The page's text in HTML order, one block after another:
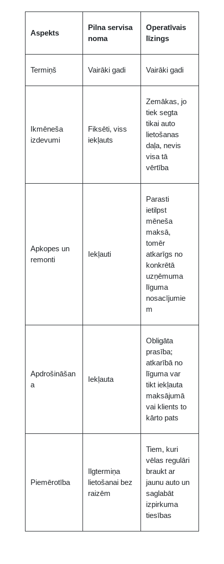
Aspekts
Pilna servisa
noma
Operatīvais
līzings
Termiņš Vairāki gadi Vairāki gadi
Ikmēneša
izdevumi
Fiksēti, viss
iekļauts
Zemākas, jo
tiek segta
tikai auto
lietošanas
daļa, nevis
visa tā
vērtība
Apkopes un
remonti
Iekļauti
Parasti
ietilpst
mēneša
maksā,
tomēr
atkarīgs no
konkrētā
uzņēmuma
līguma
nosacījumie
m
Apdrošināšan
a
Iekļauta
Obligāta
prasība;
atkarībā no
līguma var
tikt iekļauta
maksājumā
vai klients to
kārto pats
Piemērotība
Ilgtermiņa
lietošanai bez
raizēm
Tiem, kuri
vēlas regulāri
braukt ar
jaunu auto un
saglabāt
izpirkuma
tiesības